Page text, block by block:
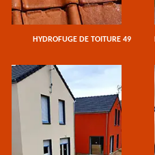
HYDROFUGE DE TOITURE 49